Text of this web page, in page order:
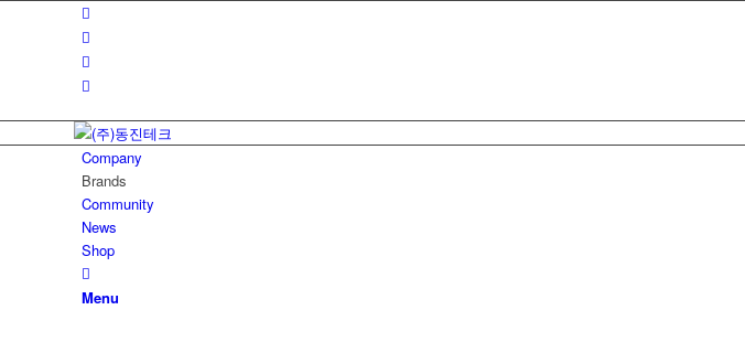
Company
Brands
Community
News
Shop
Menu